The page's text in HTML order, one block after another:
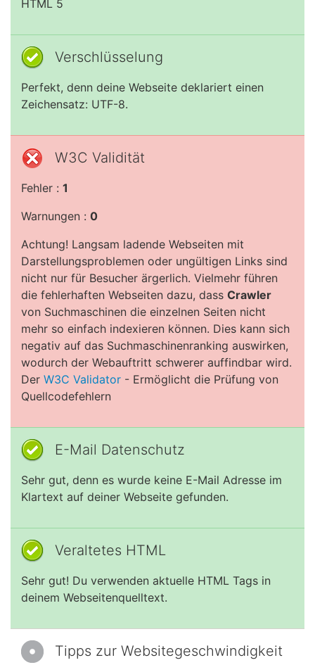
HTML 5
Verschlüsselung
Perfekt, denn deine Webseite deklariert einen
Zeichensatz: UTF-8.
W3C Validität
Fehler : 1
Warnungen : 0
Achtung! Langsam ladende Webseiten mit
Darstellungsproblemen oder ungültigen Links sind
nicht nur für Besucher ärgerlich. Vielmehr führen
die fehlerhaften Webseiten dazu, dass Crawler
von Suchmaschinen die einzelnen Seiten nicht
mehr so einfach indexieren können. Dies kann sich
negativ auf das Suchmaschinenranking auswirken,
wodurch der Webauftritt schwerer auffindbar wird.
Der W3C Validator - Ermöglicht die Prüfung von
Quellcodefehlern
E-Mail Datenschutz
Sehr gut, denn es wurde keine E-Mail Adresse im
Klartext auf deiner Webseite gefunden.
Veraltetes HTML
Sehr gut! Du verwenden aktuelle HTML Tags in
deinem Webseitenquelltext.
Tipps zur Websitegeschwindigkeit